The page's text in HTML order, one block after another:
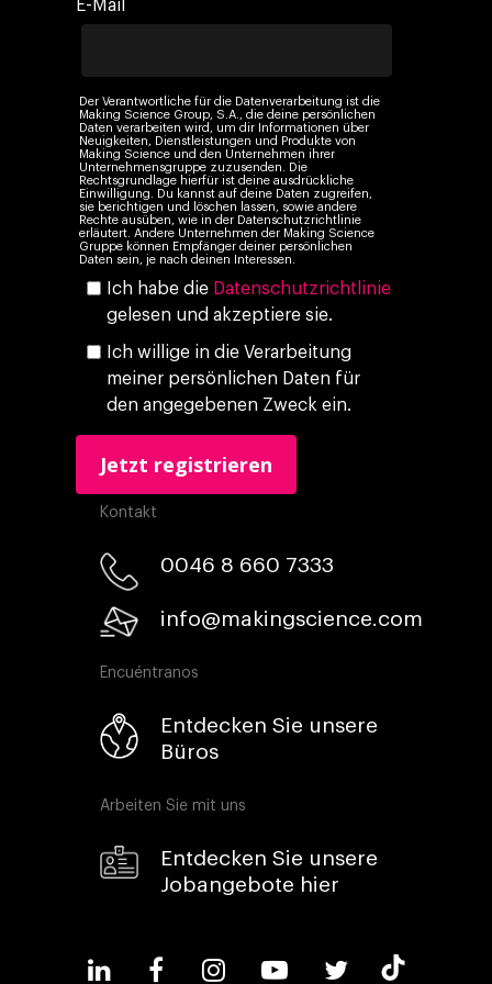
E-Mail
Der Verantwortliche für die Datenverarbeitung ist die
Making Science Group, S.A., die deine persönlichen
Daten verarbeiten wird, um dir Informationen über
Neuigkeiten, Dienstleistungen und Produkte von
Making Science und den Unternehmen ihrer
Unternehmensgruppe zuzusenden. Die
Rechtsgrundlage hierfür ist deine ausdrückliche
Einwilligung. Du kannst auf deine Daten zugreifen,
sie berichtigen und löschen lassen, sowie andere
Rechte ausüben, wie in der Datenschutzrichtlinie
erläutert. Andere Unternehmen der Making Science
Gruppe können Empfänger deiner persönlichen
Daten sein, je nach deinen Interessen.
Ich habe die Datenschutzrichtlinie
gelesen und akzeptiere sie.
Ich willige in die Verarbeitung
meiner persönlichen Daten für
den angegebenen Zweck ein.
Kontakt
0046 8 660 7333​
info@makingscience.com
Encuéntranos
Entdecken Sie unsere
Büros
Arbeiten Sie mit uns
Entdecken Sie unsere
Jobangebote hier
KI, Daten &
Marketing